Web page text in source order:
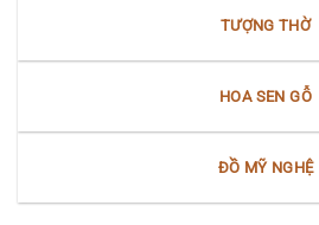
TƯỢNG THỜ
HOA SEN GỖ
ĐỒ MỸ NGHỆ